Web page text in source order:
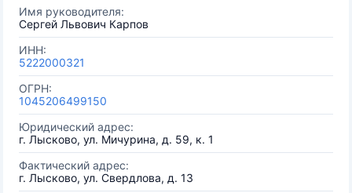
Имя руководителя:
Сергей Львович Карпов
ИНН:
5222000321
ОГРН:
1045206499150
Юридический адрес:
г. Лысково, ул. Мичурина, д. 59, к. 1
Фактический адрес:
г. Лысково, ул. Свердлова, д. 13